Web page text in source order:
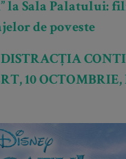
la Sala Palatului:
de poveste
10 OCTOMBRIE,